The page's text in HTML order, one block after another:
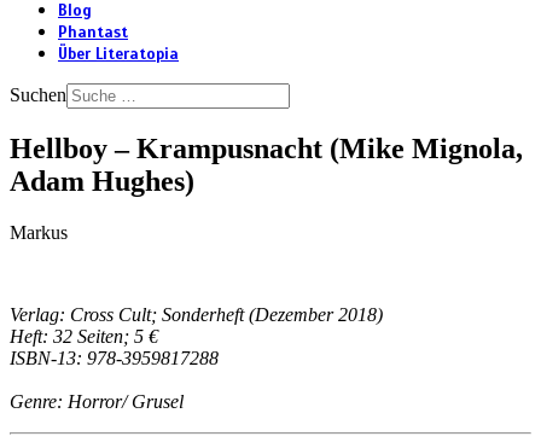
Blog
Phantast
Über Literatopia
Suchen
Hellboy – Krampusnacht (Mike Mignola,
Adam Hughes)
Markus
Verlag: Cross Cult; Sonderheft (Dezember 2018)
Heft: 32 Seiten; 5 €
ISBN-13: 978-3959817288
Genre: Horror/ Grusel